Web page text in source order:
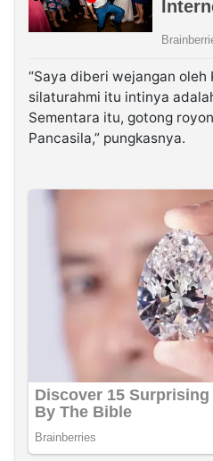
“Saya diberi wejangan oleh
silaturahmi itu intinya
Sementara itu, gotong
Pancasila,” pungkasnya.